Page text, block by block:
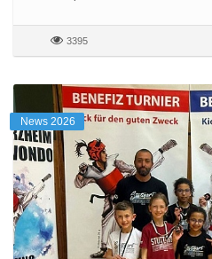
3395
News 2026